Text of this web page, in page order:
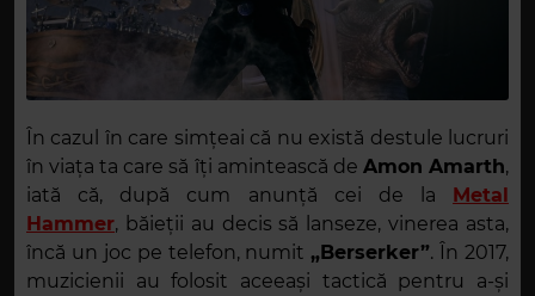
În cazul în care simțeai că nu există destule lucruri
în viața ta care să îți amintească de Amon Amarth,
iată că, după cum anunță cei de la Metal
Hammer, băieții au decis să lanseze, vinerea asta,
încă un joc pe telefon, numit„Berserker”. În 2017,
muzicienii au folosit aceeași tactică pentru a-și